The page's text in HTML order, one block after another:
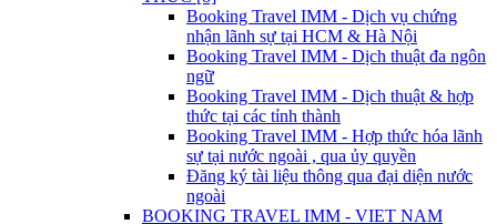
Booking Travel IMM - Dịch vụ chứng
nhận lãnh sự tại HCM & Hà Nội
Booking Travel IMM - Dịch thuật đa ngôn
ngữ
Booking Travel IMM - Dịch thuật & hợp
thức tại các tỉnh thành
Booking Travel IMM - Hợp thức hóa lãnh
sự tại nước ngoài , qua ủy quyền
Đăng ký tài liệu thông qua đại diện nước
ngoài
BOOKING TRAVEL IMM - VIET NAM